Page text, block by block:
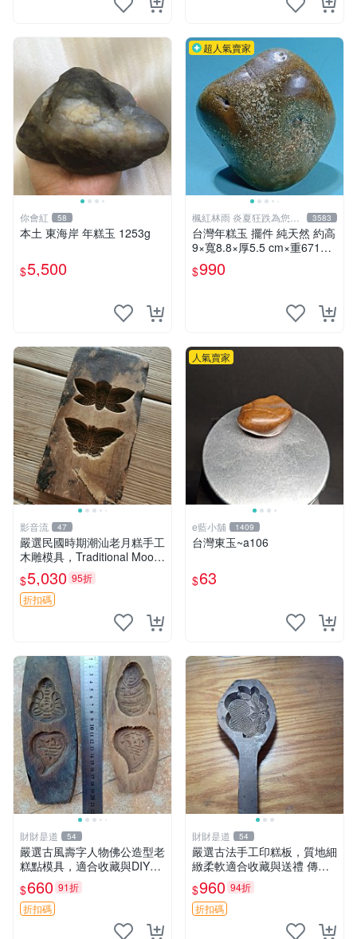
你會紅 58
本土 東海岸 年糕玉 1253g
$5,500
超人氣賣家
楓紅林雨 炎夏狂跌為您消
暑中！
3583
台灣年糕玉 擺件 純天然 約高
9×寬8.8×厚5.5 cm×重671g
【楓紅林雨】
$990
影音流 47
嚴選民國時期潮汕老月糕手工
木雕模具，Traditional Moon
Cake Stamp推薦收藏 月糕
潮汕 磨具
$5,030 95折
折扣碼
人氣賣家
e藍小舖 1409
台灣東玉~a106
$63
財財是道 54
嚴選古風壽字人物佛公造型老
糕點模具，適合收藏與DIY創
作 餐桌用品 壽宴喜慶
$660 91折
折扣碼
財財是道 54
嚴選古法手工印糕板，質地細
緻柔軟適合收藏與送禮 傳統
手工印糕模具 精致耐用 難得
好物 板模 印糕 模具
$960 94折
折扣碼